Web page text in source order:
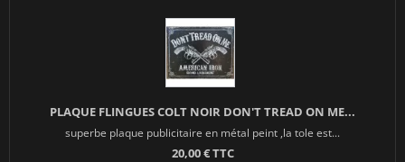
PLAQUE FLINGUES COLT NOIR DON'T TREAD ON ME...
superbe plaque publicitaire en métal peint ,la tole est...
20,00 € TTC